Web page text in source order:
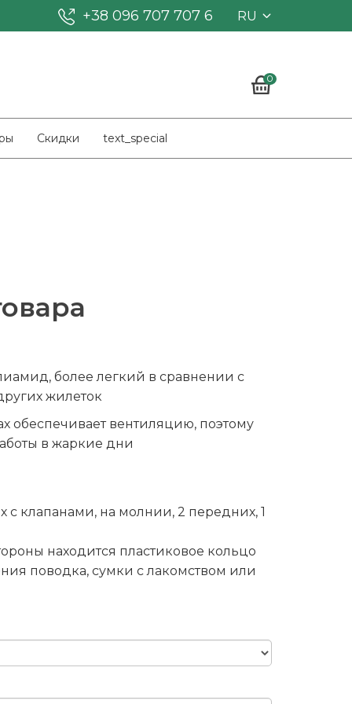
RU
+38 096 707 707 6
0
Скидки text_special
более легкий в сравнении с
жилеток
обеспечивает вентиляцию, поэтому
в жаркие дни
с клапанами, на молнии, 2 передних, 1
находится пластиковое кольцо
поводка, сумки с лакомством или